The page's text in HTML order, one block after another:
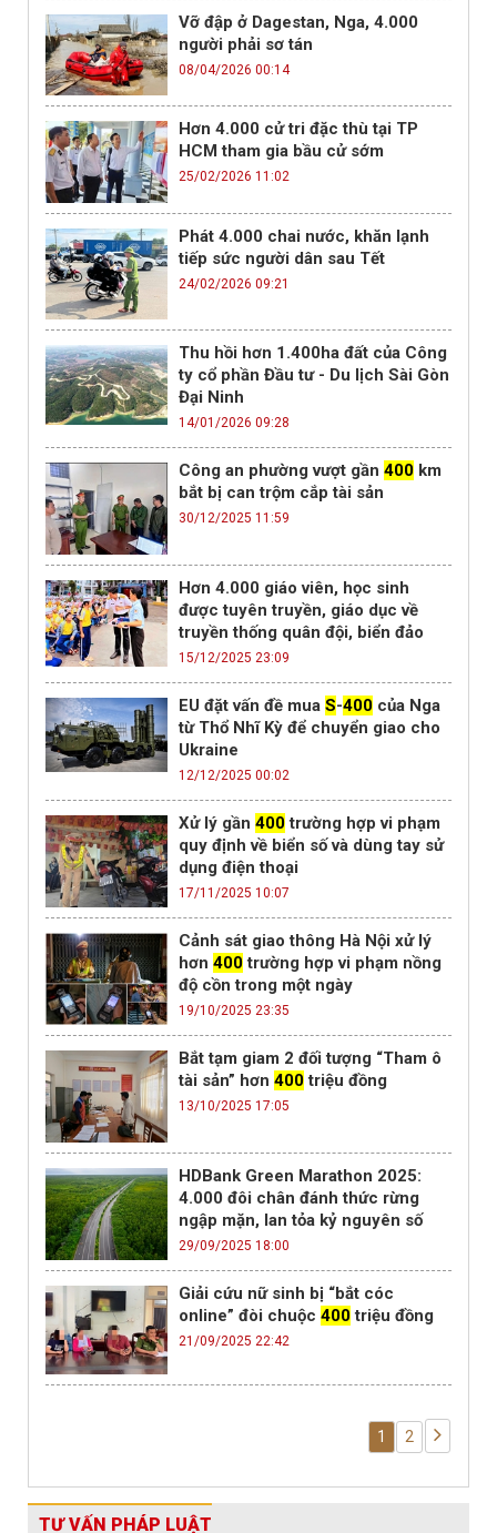
Vỡ đập ở Dagestan, Nga, 4.000
người phải sơ tán
08/04/2026 00:14
Hơn 4.000 cử tri đặc thù tại TP
HCM tham gia bầu cử sớm
25/02/2026 11:02
Phát 4.000 chai nước, khăn lạnh
tiếp sức người dân sau Tết
24/02/2026 09:21
Thu hồi hơn 1.400ha đất của Công
ty cổ phần Đầu tư - Du lịch Sài Gòn
Đại Ninh
14/01/2026 09:28
Công an phường vượt gần 400 km
bắt bị can trộm cắp tài sản
30/12/2025 11:59
Hơn 4.000 giáo viên, học sinh
được tuyên truyền, giáo dục về
truyền thống quân đội, biển đảo
15/12/2025 23:09
EU đặt vấn đề mua S-400 của Nga
từ Thổ Nhĩ Kỳ để chuyển giao cho
Ukraine
12/12/2025 00:02
Xử lý gần 400trường hợp vi phạm
quy định về biển số và dùng tay sử
dụng điện thoại
17/11/2025 10:07
Cảnh sát giao thông Hà Nội xử lý
hơn 400trường hợp vi phạm nồng
độ cồn trong một ngày
19/10/2025 23:35
Bắt tạm giam 2 đối tượng “Tham ô
tài sản” hơn 400triệu đồng
13/10/2025 17:05
HDBank Green Marathon 2025:
4.000 đôi chân đánh thức rừng
ngập mặn, lan tỏa kỷ nguyên số
29/09/2025 18:00
Giải cứu nữ sinh bị “bắt cóc
online” đòi chuộc 400triệu đồng
21/09/2025 22:42
1 2
TƯ VẤN PHÁP LUẬT